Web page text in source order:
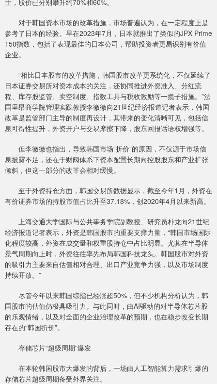
士，股价已分别攀升约70%和60%。
对于韩国资本市场的改革措施，市场普遍认为，在一定程度上是
参考了日本的经验。早在2023年7月，日本就推出了类似的JPX Prime
150指数，包括了表现最佳的日本公司，帮助投资者更易识别有价值
企业。
“相比日本股市的改革措施，韩国股市改革更系统化，不仅延续了
日本证券交易所对资本成本的关注，还协同推进外资准入、分红流
程、库存股监管、卖空制度、指数工具与税收激励等一揽子措施。”法
国里昂商学院管理实践教授李徽徽向21世纪经济报道记者表示，韩国
改革是监管部门主导的制度再设计，其带来的变化清晰可见，包括信
息可得性提升，外资开户与交易摩擦下降，股东回报话语权增强等。
但李徽徽也指出，导致韩国市场“折价”的原因，不仅源于市场信
息披露不足，还在于财阀体系下资本配置长期向控股股东和产业扩张
倾斜，但这一部分的改革会相对缓慢。
至于外资持仓方面，韩国交易所数据显示，截至今年1月，外资在
有价证券市场的持股市值占比升至37.18%，创2020年4月以来新高。
上海交通大学国际与公共事务学院副教授、研究员朴龙向21世纪
经济报道记者表示，外资是韩国股市的重要支撑力量，“韩国市场国际
化程度较高，外资在成交量和权重股持仓中占比明显。尤其在半导体
景气周期向上时，外资往往率先布局韩国科技龙头。韩国股市对外资
的吸引力主要来自估值相对合理、出口产业竞争力强，以及市场制度
持续开放。”
尽管今年以来韩国综指已经涨超50%，但不少机构分析认为，韩
国股市的估值仍极具吸引力。与此同时，由AI驱动的对半导体芯片股
的乐观情绪，以及对全面的企业治理改革的预期，也在稳步改变长期
存在的“韩国折价”。
存储芯片“超级周期”爆发
在本轮韩国股市大爆发的背后，一场由人工智能算力需求引爆的
存储芯片超级周期备受外界关注。